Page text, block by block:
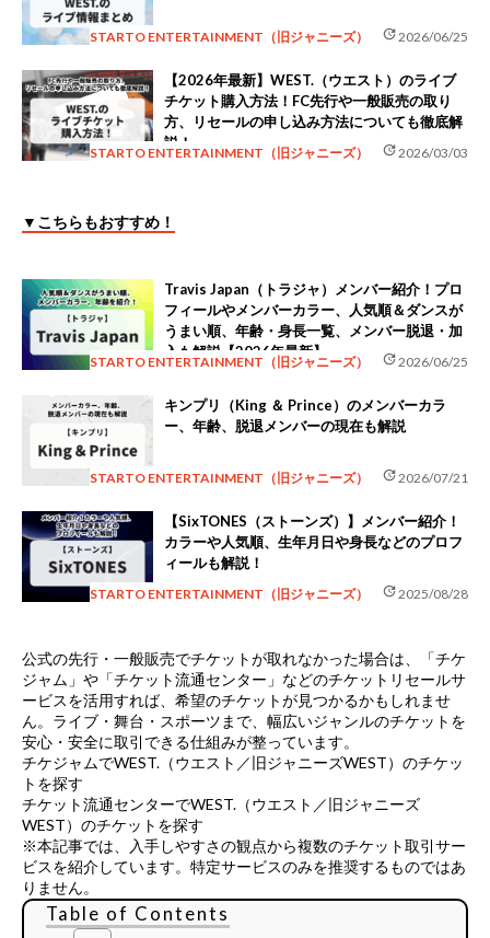
STARTO ENTERTAINMENT（旧ジャニーズ） update2026/06/25
【2026年最新】WEST.（ウエスト）のライブ
チケット購入方法！FC先行や一般販売の取り
方、リセールの申し込み方法についても徹底解
説！
STARTO ENTERTAINMENT（旧ジャニーズ） update2026/03/03
▼こちらもおすすめ！
Travis Japan（トラジャ）メンバー紹介！プロ
フィールやメンバーカラー、人気順＆ダンスが
うまい順、年齢・身長一覧、メンバー脱退・加
入も解説【2026年最新】
STARTO ENTERTAINMENT（旧ジャニーズ） update2026/06/25
キンプリ（King ＆ Prince）のメンバーカラ
ー、年齢、脱退メンバーの現在も解説
STARTO ENTERTAINMENT（旧ジャニーズ） update2026/07/21
【SixTONES（ストーンズ）】メンバー紹介！
カラーや人気順、生年月日や身長などのプロフ
ィールも解説！
STARTO ENTERTAINMENT（旧ジャニーズ） update2025/08/28
公式の先行・一般販売でチケットが取れなかった場合は、
「チケ
ジャム」や「チケット流通センター」などのチケットリセールサ
ービスを活用すれば、希望のチケットが見つかるかもしれませ
ん。ライブ・舞台・スポーツまで、幅広いジャンルのチケットを
安心・安全に取引できる仕組みが整っています。
チケジャムでWEST.（ウエスト／旧ジャニーズWEST）のチケッ
トを探す
チケット流通センターでWEST.（ウエスト／旧ジャニーズ
WEST）のチケットを探す
※本記事では、入手しやすさの観点から複数のチケット取引サー
ビスを紹介しています。特定サービスのみを推奨するものではあ
りません。
Table of Contents